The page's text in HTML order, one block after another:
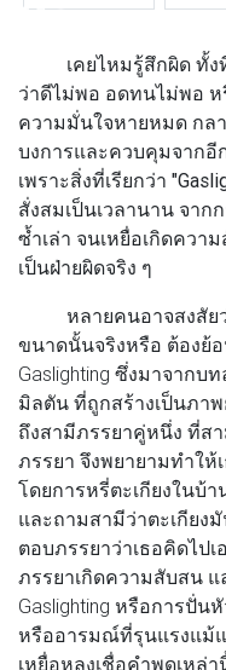
เคยไหมรู้สึกผิด ทั้งที่ไ
ว่าดีไม่พอ อดทนไม่พอ
ความมั่นใจหายหมด กล
บงการและควบคุมจากอี
เพราะสิ่งที่เรียกว่า
สั่งสมเป็นเวลานาน จา
ซ้ำเล่า จนเหยื่อเกิดควา
เป็นฝ่ายผิดจริง ๆ
หลายคนอาจสงสัยว่า
ขนาดนั้นจริงหรือ ต้องย้
Gaslighting ซึ่งมาจากบ
มิลตัน ที่ถูกสร้างเป็นภาพ
ถึงสามีภรรยาคู่หนึ่ง ที่ส
ภรรยา จึงพยายามทำให้
โดยการหรี่ตะเกียงในบ้
และถามสามีว่าตะเกียง
ตอบภรรยาว่าเธอคิดไป
ภรรยาเกิดความสับสน แ
Gaslighting หรือการปั่
หรืออารมณ์ที่รุนแรงแม้
เหยื่อหลงเชื่อคำพูดเหล่